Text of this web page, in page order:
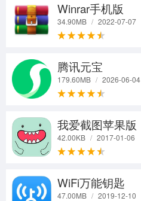
Winrar手机版
34.90MB / 2022-07-07
腾讯元宝
179.60MB / 2026-06-04
我爱截图苹果版
42.00KB / 2017-01-06
WiFi万能钥匙
47.00MB / 2019-12-10